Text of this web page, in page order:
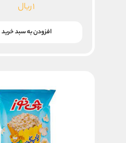
۱ریال
افزودن به سبد خرید